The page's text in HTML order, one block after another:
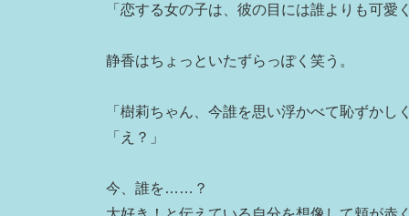
「恋する女の子は、彼の目には誰よりも可
静香はちょっといたずらっぽく笑う。
「樹莉ちゃん、今誰を思い浮かべて恥ずかし
「え？」
今、誰を……？